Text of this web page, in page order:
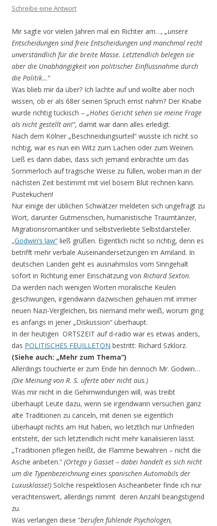
Schreibe eine Antwort
Mir sagte vor vielen Jahren mal ein Richter am…, „unsere
Entscheidungen sind freie Entscheidungen und manchmal recht
unverständlich für die breite Masse. Letztendlich belegen sie
aber die Unabhängigkeit von politischer Einflussnahme durch
die Politik…“
Was blieb mir da über? Ich lachte auf und wollte aber noch
wissen, ob er als 68er seinen Spruch ernst nahm? Der Knabe
wurde richtig tückisch – „Hohes Gericht sehen sie meine Frage
als nicht gestellt an!“, damit war dann alles erledigt.
Nach dem Kölner „Beschneidungsurteil“ wusste ich nicht so
richtig, war es nun ein Witz zum Lachen oder zum Weinen.
Ließ es dann dabei, dass sich jemand einbrachte um das
Sommerloch auf tragische Weise zu füllen, wobei man in der
nächsten Zeit bestimmt mit viel bösem Blut rechnen kann.
Pustekuchen!
Nur einige der üblichen Schwätzer meldeten sich ungefragt zu
Wort, darunter Gutmenschen, humanistische Traumtänzer,
Migrationsromantiker und selbstverliebte Selbstdarsteller.
„Godwin’s law“ ließ grüßen. Eigentlich nicht so richtig, denn es
betrifft mehr verbale Auseinandersetzungen im Amiland. In
deutschen Landen geht es ausnahmslos vom Sinngehalt
sofort in Richtung einer Einschätzung von Richard Sexton.
Da werden nach wenigen Worten moralische Keulen
geschwungen, irgendwann dazwischen gehauen mit immer
neuen Nazi-Vergleichen, bis niemand mehr weiß, worum ging
es anfangs in jener „Diskussion“ überhaupt.
In der heutigen ORTSZEIT auf d-radio war es etwas anders,
das POLITISCHES FEUILLETON bestritt: Richard Szklorz.
(Siehe auch: „Mehr zum Thema“)
Allerdings touchierte er zum Ende hin dennoch Mr. Godwin…
(Die Meinung von R. S. uferte aber nicht aus.)
Was mir nicht in die Gehirnwindungen will, was treibt
überhaupt Leute dazu, wenn sie irgendwann versuchen ganz
alte Traditionen zu canceln, mit denen sie eigentlich
überhaupt nichts am Hut haben, wo letztlich nur Unfrieden
entsteht, der sich letztendlich nicht mehr kanalisieren lässt.
„Traditionen pflegen heißt, die Flamme bewahren – nicht die
Asche anbeten.“ (Ortega y Gasset – dabei handelt es sich nicht
um die Typenbezeichnung eines spanischen Automobils der
Luxusklasse!) Solche respektlosen Ascheanbeter finde ich nur
verachtenswert, allerdings nimmt deren Anzahl beängstigend
zu.
Was verlangen diese “berufen fühlende Psychologen,